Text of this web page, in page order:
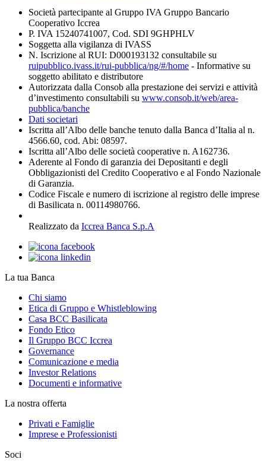
Società partecipante al Gruppo IVA Gruppo Bancario
Cooperativo Iccrea
P. IVA 15240741007, Cod. SDI 9GHPHLV
Soggetta alla vigilanza di IVASS
N. Iscrizione al RUI: D000193132 consultabile su
ruipubblico.ivass.it/rui-pubblica/ng/#/home - Informative su
soggetto abilitato e distributore
Autorizzata dalla Consob alla prestazione dei servizi e attività
d’investimento consultabili su www.consob.it/web/area-
pubblica/banche
Dati societari
Iscritta all’Albo delle banche tenuto dalla Banca d’Italia al n.
4566.60, cod. Abi: 08597.
Iscritta all’Albo delle società cooperative n. A162736.
Aderente al Fondo di garanzia dei Depositanti e degli
Obbligazionisti del Credito Cooperativo e al Fondo Nazionale
di Garanzia.
Codice Fiscale e numero di iscrizione al registro delle imprese
di Basilicata n. 00114980766.
Realizzato da Iccrea Banca S.p.A
La tua Banca
Chi siamo
Etica di Gruppo e Whistleblowing
Casa BCC Basilicata
Fondo Etico
Il Gruppo BCC Iccrea
Governance
Comunicazione e media
Investor Relations
Documenti e informative
La nostra offerta
Privati e Famiglie
Imprese e Professionisti
Soci